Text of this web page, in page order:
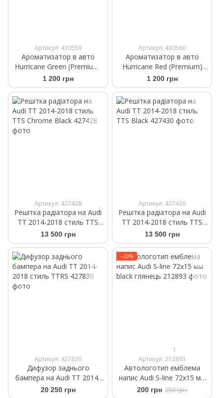
Артикул: 430559
Ароматизатор в авто
Hurricane Green (Premium)
Аромасаше на дефлектор
1 200 грн
Артикул: 430560
Ароматизатор в авто
Hurricane Red (Premium)
Аромасаше на дефлектор
1 200 грн
Артикул: 427428
Решітка радіатора на Audi
TT 2014-2018 стиль TTS
Chrome Black
13 500 грн
Артикул: 427430
Решітка радіатора на Audi
TT 2014-2018 стиль TTS
Black
13 500 грн
Артикул: 427830
Дифузор заднього
бампера на Audi TT 2014-
2018 стиль TTRS
20 250 грн
−20%
1
Артикул: 212893
Автологотип емблема
напис Audi S-line 72x15 мм
black глянець
200 грн 250 грн